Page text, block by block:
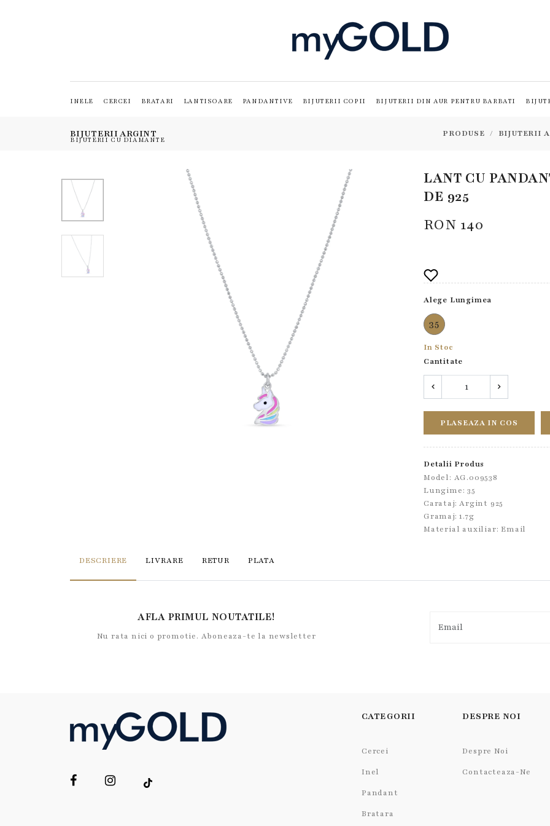
INELE CERCEI BRATARI LANTISOARE PANDANTIVE BIJUTERII COPII BIJUTERII DIN AUR PENTRU BARBATI
BIJUTERII CU DIAMANTE
BIJUTERII ARGINT PRODUSE BIJUTERII
LANT CU
DE 925
RON 140
Alege Lungimea
35
In Stoc
Cantitate
PLASEAZA IN COS
Detalii Produs
Model: AG.009538
Lungime: 35
Carataj: Argint 925
Gramaj: 1.7g
Material auxiliar:Email
DESCRIERE LIVRARE RETUR PLATA
AFLA PRIMUL NOUTATILE!
Nu rata nici o promotie. Aboneaza-te la newsletter
CATEGORII
Cercei
Inel
Pandant
Bratara
DESPRE NOI
Despre Noi
Contacteaza-Ne